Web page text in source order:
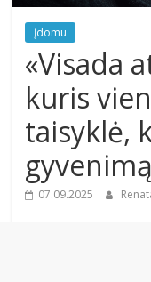
Įdomu
«Visada
kuris
taisyklė,
gyvenimą
07.09.2025